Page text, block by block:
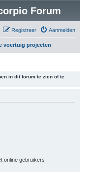
Forum
Aanmelden
Registreer
voertuig projecten
in dit forum te zien of te
online gebruikers